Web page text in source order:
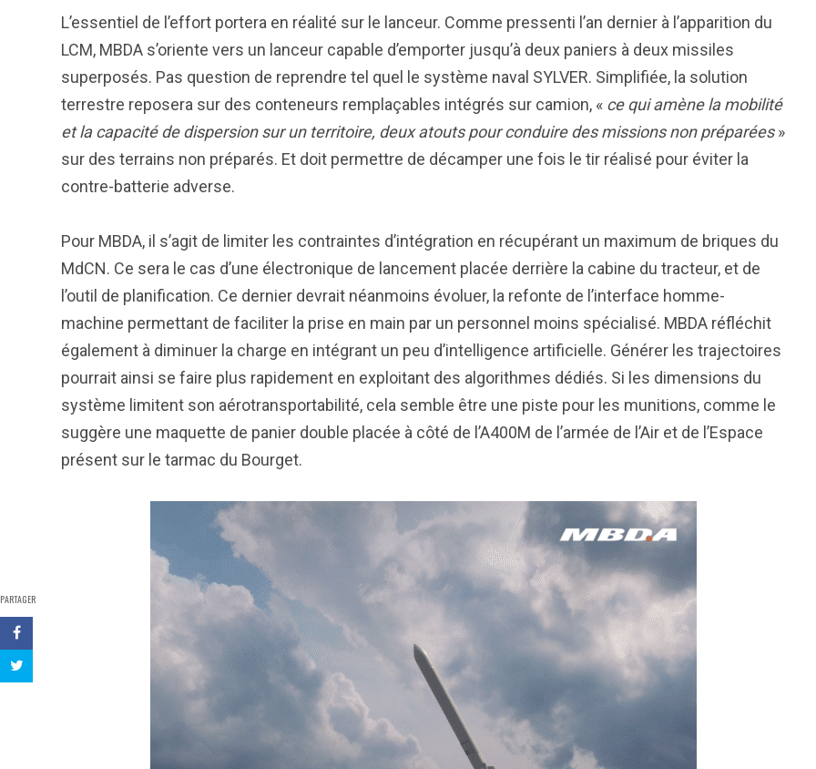
PARTAGER
L’essentiel de l’effort portera en réalité sur le lanceur. Comme pressenti l’an dernier à l’apparition du
LCM, MBDA s’oriente vers un lanceur capable d’emporter jusqu’à deux paniers à deux missiles
superposés. Pas question de reprendre tel quel le système naval SYLVER. Simplifiée, la solution
terrestre reposera sur des conteneurs remplaçables intégrés sur camion, « ce qui amène la mobilité
et la capacité de dispersion sur un territoire, deux atouts pour conduire des missions non préparées»
sur des terrains non préparés. Et doit permettre de décamper une fois le tir réalisé pour éviter la
contre-batterie adverse.
Pour MBDA, il s’agit de limiter les contraintes d’intégration en récupérant un maximum de briques du
MdCN. Ce sera le cas d’une électronique de lancement placée derrière la cabine du tracteur, et de
l’outil de planification. Ce dernier devrait néanmoins évoluer, la refonte de l’interface homme-
machine permettant de faciliter la prise en main par un personnel moins spécialisé. MBDA réfléchit
également à diminuer la charge en intégrant un peu d’intelligence artificielle. Générer les trajectoires
pourrait ainsi se faire plus rapidement en exploitant des algorithmes dédiés. Si les dimensions du
système limitent son aérotransportabilité, cela semble être une piste pour les munitions, comme le
suggère une maquette de panier double placée à côté de l’A400M de l’armée de l’Air et de l’Espace
présent sur le tarmac du Bourget.